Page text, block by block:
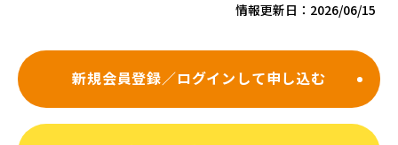
情報更新日： 2026/06/15
新規会員登録／ログインして申し込む